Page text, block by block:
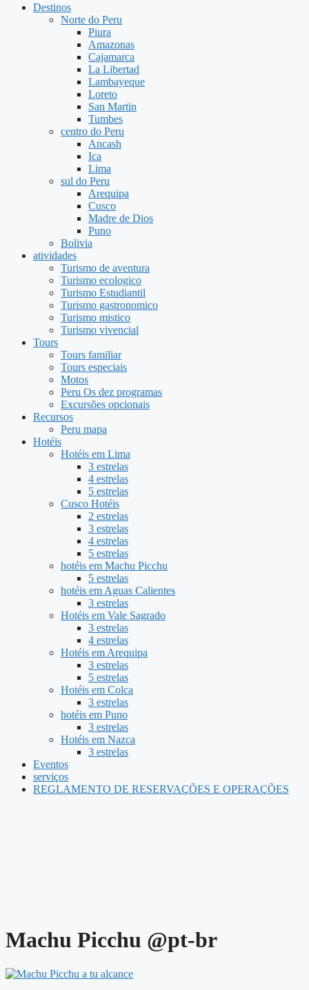
Destinos
Norte do Peru
Piura
Amazonas
Cajamarca
La Libertad
Lambayeque
Loreto
San Martin
Tumbes
centro do Peru
Ancash
Ica
Lima
sul do Peru
Arequipa
Cusco
Madre de Dios
Puno
Bolivia
atividades
Turismo de aventura
Turismo ecologico
Turismo Estudiantil
Turismo gastronomico
Turismo mistico
Turismo vivencial
Tours
Tours familiar
Tours especiais
Motos
Peru Os dez programas
Excursões opcionais
Recursos
Peru mapa
Hotéis
Hotéis em Lima
3 estrelas
4 estrelas
5 estrelas
Cusco Hotéis
2 estrelas
3 estrelas
4 estrelas
5 estrelas
hotéis em Machu Picchu
5 estrelas
hotéis em Aguas Calientes
3 estrelas
Hotéis em Vale Sagrado
3 estrelas
4 estrelas
Hotéis em Arequipa
3 estrelas
5 estrelas
Hotéis em Colca
3 estrelas
hotéis em Puno
3 estrelas
Hotéis em Nazca
3 estrelas
Eventos
serviços
REGLAMENTO DE RESERVAÇÕES E OPERAÇÕES
Machu Picchu @pt-br